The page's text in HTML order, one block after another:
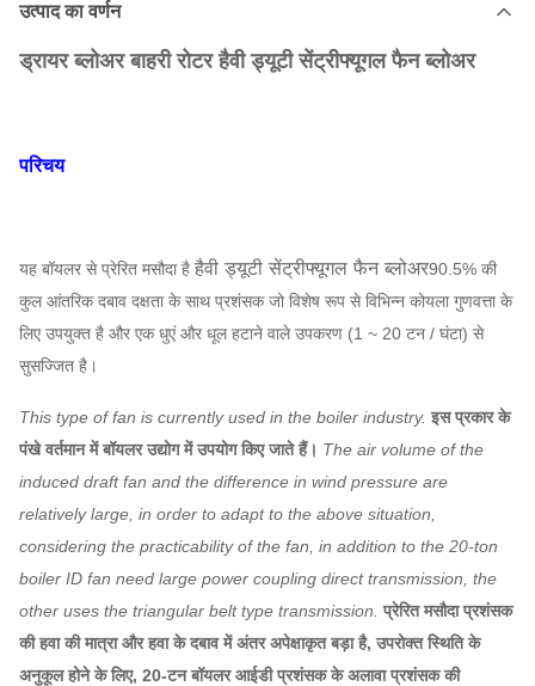
उत्पाद का वर्णन
ड्रायर ब्लोअर बाहरी रोटर हैवी ड्यूटी सेंट्रीफ्यूगल फैन ब्लोअर
परिचय
यह बॉयलर से प्रेरित मसौदा है हैवी ड्यूटी सेंट्रीफ्यूगल फैन ब्लोअर90.5% की
कुल आंतरिक दबाव दक्षता के साथ प्रशंसक जो विशेष रूप से विभिन्न कोयला गुणवत्ता के
लिए उपयुक्त है और एक धुएं और धूल हटाने वाले उपकरण (1 ~ 20 टन / घंटा) से
सुसज्जित है।
This type of fan is currently used in the boiler industry. इस प्रकार के
पंखे वर्तमान में बॉयलर उद्योग में उपयोग किए जाते हैं। The air volume of the
induced draft fan and the difference in wind pressure are
relatively large, in order to adapt to the above situation,
considering the practicability of the fan, in addition to the 20-ton
boiler ID fan need large power coupling direct transmission, the
other uses the triangular belt type transmission. प्रेरित मसौदा प्रशंसक
की हवा की मात्रा और हवा के दबाव में अंतर अपेक्षाकृत बड़ा है, उपरोक्त स्थिति के
अनुकूल होने के लिए, 20-टन बॉयलर आईडी प्रशंसक के अलावा प्रशंसक की